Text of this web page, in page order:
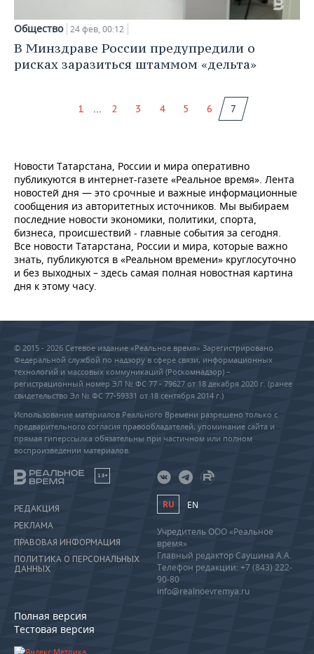
Общество 24 фев, 00:12
В Минздраве России предупредили о
рисках заразиться штаммом «дельта»
1 ... 2 3 4 5 6 7
Новости Татарстана, России и мира оперативно
публикуются в интернет-газете «Реальное время». Лента
новостей дня — это срочные и важные информационные
сообщения из авторитетных источников. Мы выбираем
последние новости экономики, политики, спорта,
бизнеса, происшествий - главные события за сегодня.
Все новости Татарстана, России и мира, которые важно
знать, публикуются в «Реальном времени» круглосуточно
и без выходных – здесь самая полная новостная картина
дня к этому часу.
© 2015 - 2026 Сетевое издание «Реальное время» Зарегистрировано
Федеральной службой по надзору в сфере связи, информационных
технологий и массовых коммуникаций (Роскомнадзор) –
регистрационный номер ЭЛ № ФС 77 - 79627 от 18 декабря 2020 г. (ранее
свидетельство Эл № ФС 77-59331 от 18 сентября 2014 г.)
Использование материалов Реального Времени разрешено только с
предварительного согласия правообладателей, упоминание сайта и
прямая гиперссылка обязательны при частичном или полном
воспроизведении материалов.
18+
РЕДАКЦИЯ
РЕКЛАМА
ПРАВОВАЯ ИНФОРМАЦИЯ
ПОЛИТИКА О ПЕРСОНАЛЬНЫХ
ДАННЫХ
Полная версия
Тестовая версия
RU EN
Учредитель ООО «Реальное
время»
Главный редактор Саушина А.А.
Телефон редакции: +7 (843) 222-
90-80
info@realnoevremya.ru